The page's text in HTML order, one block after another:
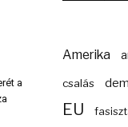
a
Amerika
csalás
EU